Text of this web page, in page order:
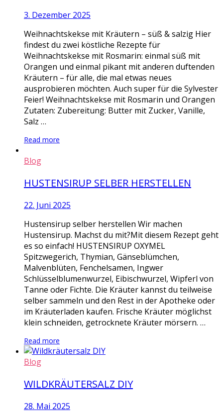
3. Dezember 2025
Weihnachtskekse mit Kräutern – süß & salzig Hier
findest du zwei köstliche Rezepte für
Weihnachtskekse mit Rosmarin: einmal süß mit
Orangen und einmal pikant mit anderen duftenden
Kräutern – für alle, die mal etwas neues
ausprobieren möchten. Auch super für die Sylvester
Feier! Weihnachtskekse mit Rosmarin und Orangen
Zutaten: Zubereitung: Butter mit Zucker, Vanille,
Salz …
Read more
Blog
HUSTENSIRUP SELBER HERSTELLEN
22. Juni 2025
Hustensirup selber herstellen Wir machen
Hustensirup. Machst du mit?Mit diesem Rezept geht
es so einfach! HUSTENSIRUP OXYMEL
Spitzwegerich, Thymian, Gänseblümchen,
Malvenblüten, Fenchelsamen, Ingwer
Schlüsselblumenwurzel, Eibischwurzel, Wipferl von
Tanne oder Fichte. Die Kräuter kannst du teilweise
selber sammeln und den Rest in der Apotheke oder
im Kräuterladen kaufen. Frische Kräuter möglichst
klein schneiden, getrocknete Kräuter mörsern. …
Read more
Blog
WILDKRÄUTERSALZ DIY
28. Mai 2025